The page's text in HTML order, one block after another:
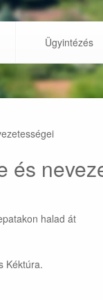
Ügyintézés
és
halad át
Kéktúra.